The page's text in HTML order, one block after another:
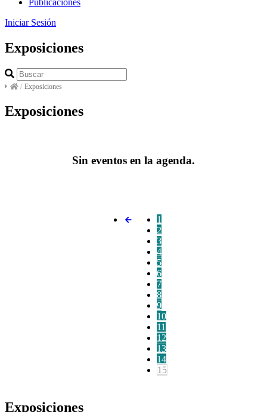
Publicaciones
Iniciar Sesión
Exposiciones
/ Exposiciones
Exposiciones
Sin eventos en la agenda.
1
2
3
4
5
6
7
8
9
10
11
12
13
14
15
Exposiciones